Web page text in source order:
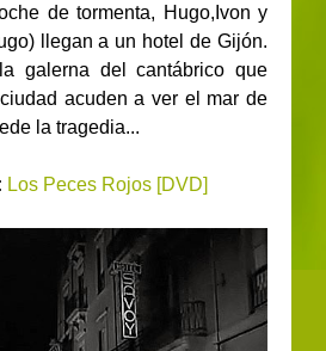
de tormenta, Hugo,Ivon y
llegan a un hotel de Gijón.
galerna del cantábrico que
acuden a ver el mar de
la tragedia...
Los Peces Rojos [DVD]